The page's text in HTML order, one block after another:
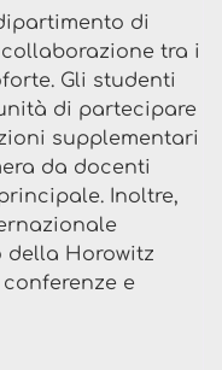
di
tra i
Gli studenti
di partecipare
supplementari
da docenti
Inoltre,
della Horowitz
e